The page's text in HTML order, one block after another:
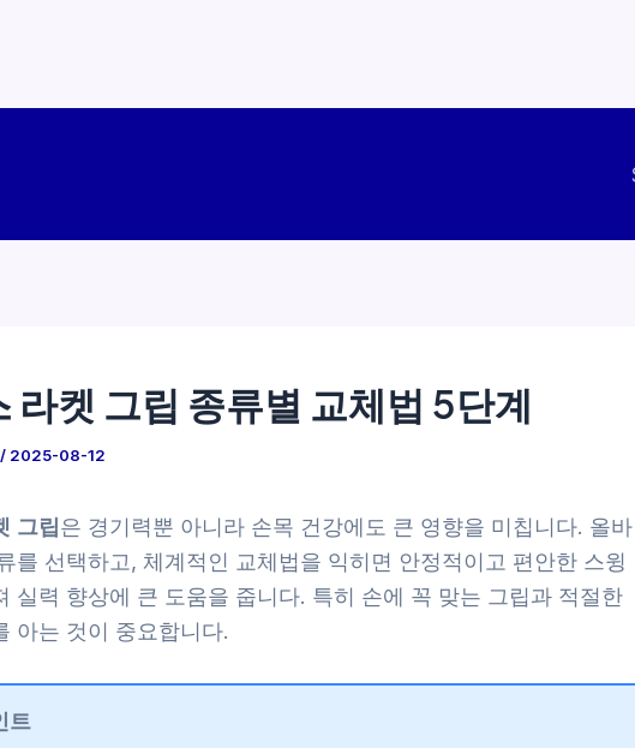
라켓 그립 종류별 교체법 5단계
/ 2025-08-12
그립 은 경기력뿐 아니라 손목 건강에도 큰 영향을 미칩니다. 올바
를 선택하고, 체계적인 교체법을 익히면 안정적이고 편안한 스윙
실력 향상에 큰 도움을 줍니다. 특히 손에 꼭 맞는 그립과 적절한
아는 것이 중요합니다.
트